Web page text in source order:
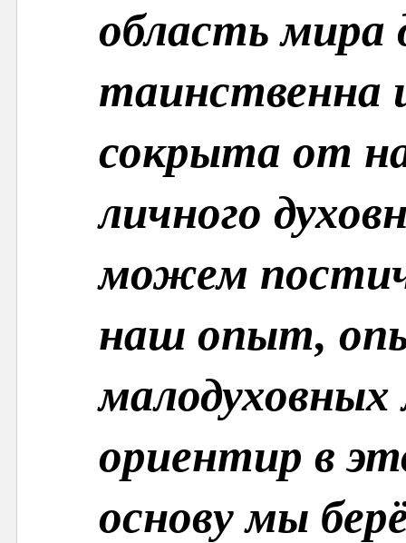
область мира
таинственна
сокрыта от
личного
можем
наш опыт,
ориентир в
основу мы